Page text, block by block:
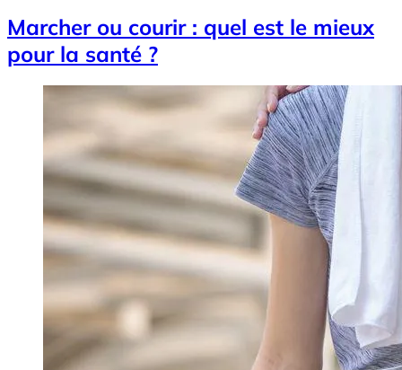
Marcher ou courir : quel est le mieux
pour la santé ?
Image